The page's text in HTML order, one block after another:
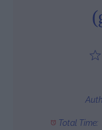
1
Total Time: